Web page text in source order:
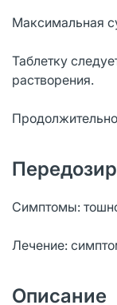
Максимальная
Таблетку
растворения.
Симптомы:
Лечение:
Описание